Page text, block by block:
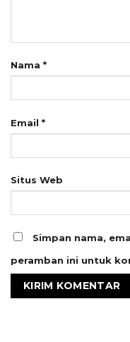
Nama *
Email *
Situs Web
Simpan nama,
peramban ini untuk